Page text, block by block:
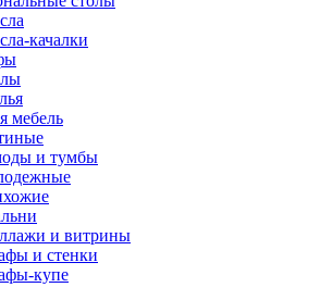
качалки
мебель
и тумбы
и витрины
и стенки
купе